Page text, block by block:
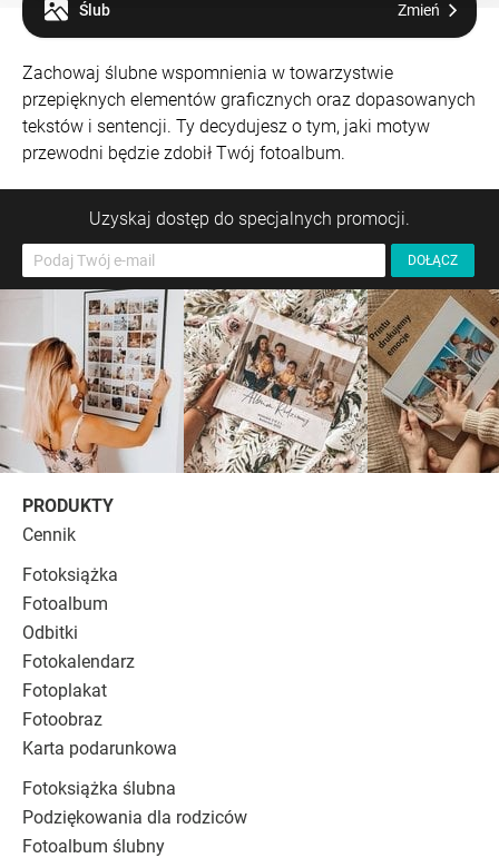
Ślub Zmień
Zachowaj ślubne wspomnienia w towarzystwie
przepięknych elementów graficznych oraz dopasowanych
tekstów i sentencji. Ty decydujesz o tym, jaki motyw
przewodni będzie zdobił Twój fotoalbum.
Uzyskaj dostęp do specjalnych promocji.
PRODUKTY
Cennik
Fotoksiążka
Fotoalbum
Odbitki
Fotokalendarz
Fotoplakat
Fotoobraz
Karta podarunkowa
Fotoksiążka ślubna
Podziękowania dla rodziców
Fotoalbum ślubny